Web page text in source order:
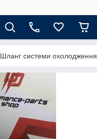
Шланг системи